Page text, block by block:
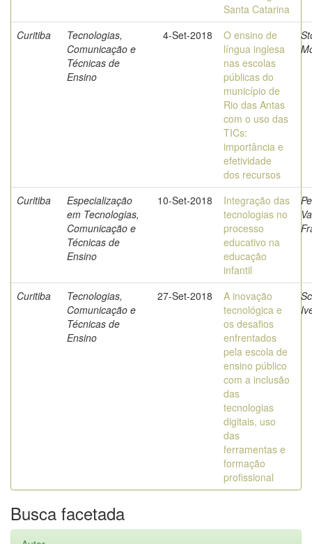
Santa Catarina
Curitiba
Tecnologias,
Comunicação e
Técnicas de
Ensino
4-Set-2018
O ensino de
língua inglesa
nas escolas
públicas do
município de
Rio das Antas
com o uso das
TICs:
importância e
efetividade
dos recursos
Curitiba
Especialização
em Tecnologias,
Comunicação e
Técnicas de
Ensino
10-Set-2018
Integração das
tecnologias no
processo
educativo na
educação
infantil
Curitiba
Tecnologias,
Comunicação e
Técnicas de
Ensino
27-Set-2018
A inovação
tecnológica e
os desafios
enfrentados
pela escola de
ensino público
com a inclusão
das
tecnologias
digitais, uso
das
ferramentas e
formação
profissional
Busca facetada